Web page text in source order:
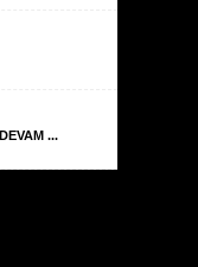
...